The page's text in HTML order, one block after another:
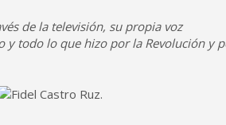
de la televisión, su propia voz
y todo lo que hizo por la Revolución y